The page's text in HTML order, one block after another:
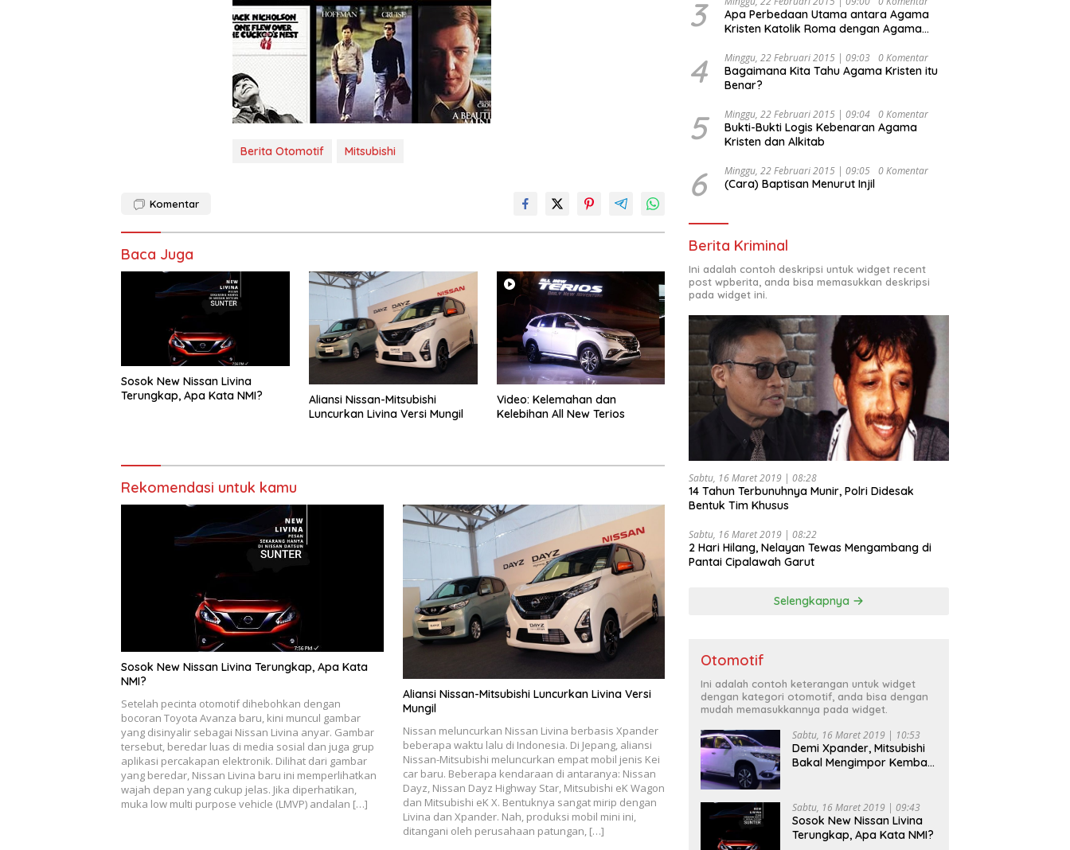
Berita Otomotif Mitsubishi
Komentar
Baca Juga
Sosok New Nissan Livina
Terungkap, Apa Kata NMI?
Aliansi Nissan-Mitsubishi
Luncurkan Livina Versi Mungil
Video: Kelemahan dan
Kelebihan All New Terios
Rekomendasi untuk kamu
Sosok New Nissan Livina Terungkap, Apa Kata
NMI?
Setelah pecinta otomotif dihebohkan dengan
bocoran Toyota Avanza baru, kini muncul gambar
yang disinyalir sebagai Nissan Livina anyar. Gambar
tersebut, beredar luas di media sosial dan juga grup
aplikasi percakapan elektronik. Dilihat dari gambar
yang beredar, Nissan Livina baru ini memperlihatkan
wajah depan yang cukup jelas. Jika diperhatikan,
muka low multi purpose vehicle (LMVP) andalan […]
Aliansi Nissan-Mitsubishi Luncurkan Livina Versi
Mungil
Nissan meluncurkan Nissan Livina berbasis Xpander
beberapa waktu lalu di Indonesia. Di Jepang, aliansi
Nissan-Mitsubishi meluncurkan empat mobil jenis Kei
car baru. Beberapa kendaraan di antaranya: Nissan
Dayz, Nissan Dayz Highway Star, Mitsubishi eK Wagon
dan Mitsubishi eK X. Bentuknya sangat mirip dengan
Livina dan Xpander. Nah, produksi mobil mini ini,
ditangani oleh perusahaan patungan, […]
Kesejahteraan Sosial dalam Menata
Bangsa Menuju Indonesia Emas 2045”,
3
Apa Perbedaan Utama antara Agama
Kristen Katolik Roma dengan Agama
4 Minggu, 22 Februari 2015 | 09:03 0 Komentar
Bagaimana Kita Tahu Agama Kristen itu
Benar?
5 Minggu, 22 Februari 2015 | 09:04 0 Komentar
Bukti-Bukti Logis Kebenaran Agama
Kristen dan Alkitab
6 Minggu, 22 Februari 2015 | 09:05 0 Komentar
(Cara) Baptisan Menurut Injil
Berita Kriminal
Ini adalah contoh deskripsi untuk widget recent
post wpberita, anda bisa memasukkan deskripsi
pada widget ini.
Sabtu, 16 Maret 2019 | 08:28
14 Tahun Terbunuhnya Munir, Polri Didesak
Bentuk Tim Khusus
Sabtu, 16 Maret 2019 | 08:22
2 Hari Hilang, Nelayan Tewas Mengambang di
Pantai Cipalawah Garut
Selengkapnya
Otomotif
Ini adalah contoh keterangan untuk widget
dengan kategori otomotif, anda bisa dengan
mudah memasukkannya pada widget.
Sabtu, 16 Maret 2019 | 10:53
Demi Xpander, Mitsubishi
Bakal Mengimpor Kembali
Sabtu, 16 Maret 2019 | 09:43
Sosok New Nissan Livina
Terungkap, Apa Kata NMI?